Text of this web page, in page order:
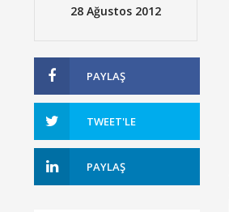
28 Ağustos 2012
PAYLAŞ
TWEET'LE
PAYLAŞ